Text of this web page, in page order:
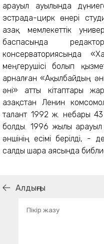
Қарауыл ауылында
эстрада-цирк өнері
Қазақ мемлекеттік
баспасында
консерваториясында
меңгерушісі болып
арналған «Ақылбайдың
әні» атты кітаптары
Қазақстан Ленин
талант 1992 ж. небары
болды. 1996 жылы
әншінің есімі берілді, -
салды шара аясында
Алдыңғы